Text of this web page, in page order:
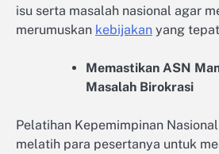
isu serta masalah nasional agar
merumuskan kebijakan yang
Memastikan ASN
Masalah Birokrasi
Pelatihan Kepemimpinan
melatih para pesertanya untuk